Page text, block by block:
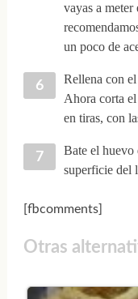
vayas a
un poco de
Rellena con
Ahora corta
en tiras, con
Bate el huevo
superficie del
[fbcomments]
Otras